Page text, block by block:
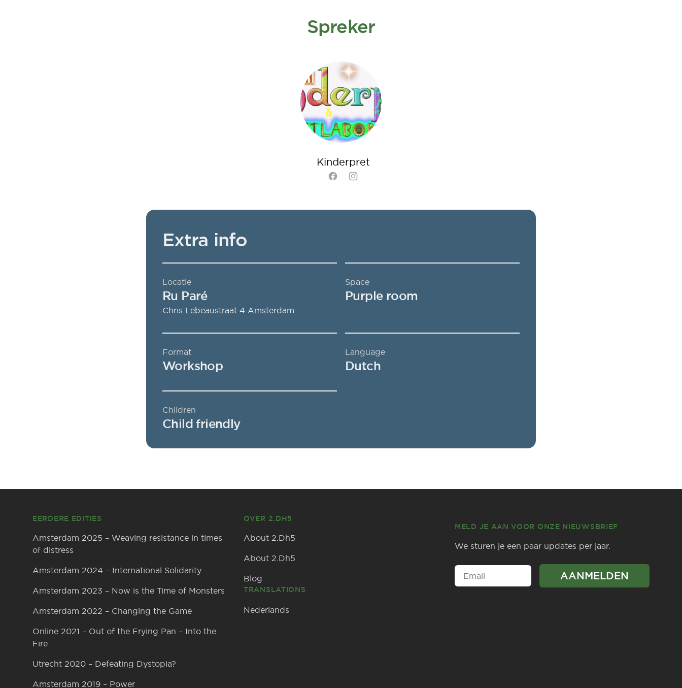
Spreker
Kinderpret
FacebookInstagram
Extra info
Locatie
Ru Paré
Chris Lebeaustraat 4 Amsterdam
Space
Purple room
Format
Workshop
Language
Dutch
Children
Child friendly
EERDERE EDITIES
Amsterdam 2025 – Weaving resistance in times
of distress
Amsterdam 2024 – International Solidarity
Amsterdam 2023 – Now is the Time of Monsters
Amsterdam 2022 – Changing the Game
Online 2021 – Out of the Frying Pan – Into the
Fire
Utrecht 2020 – Defeating Dystopia?
Amsterdam 2019 – Power
OVER 2.DH5
About 2.Dh5
About 2.Dh5
Blog
TRANSLATIONS
Nederlands
MELD JE AAN VOOR ONZE NIEUWSBRIEF
We sturen je een paar updates per jaar.